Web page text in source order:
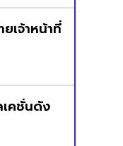
เจ้าหน้าที่
เคชั่นดัง